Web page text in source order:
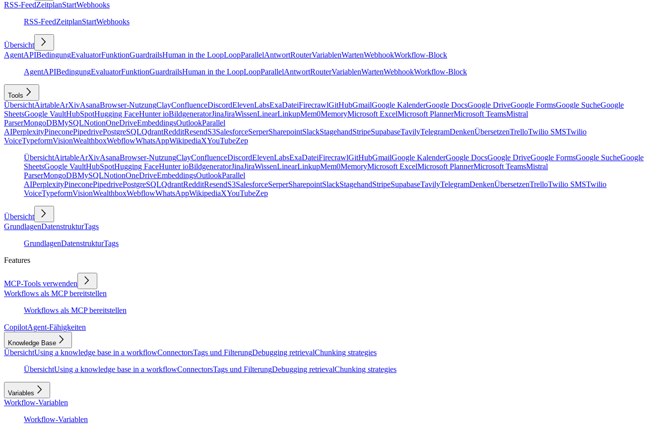
RSS-FeedZeitplanStartWebhooks
RSS-FeedZeitplanStartWebhooks
Übersicht
AgentAPIBedingungEvaluatorFunktionGuardrailsHuman in the LoopLoopParallelAntwortRouterVariablenWartenWebhookWorkflow-Block
AgentAPIBedingungEvaluatorFunktionGuardrailsHuman in the LoopLoopParallelAntwortRouterVariablenWartenWebhookWorkflow-Block
Tools
ÜbersichtAirtableArXivAsanaBrowser-NutzungClayConfluenceDiscordElevenLabsExaDateiFirecrawlGitHubGmailGoogle KalenderGoogle DocsGoogle DriveGoogle FormsGoogle SucheGoogle
SheetsGoogle VaultHubSpotHugging FaceHunter ioBildgeneratorJinaJiraWissenLinearLinkupMem0MemoryMicrosoft ExcelMicrosoft PlannerMicrosoft TeamsMistral
ParserMongoDBMySQLNotionOneDriveEmbeddingsOutlookParallel
AIPerplexityPineconePipedrivePostgreSQLQdrantRedditResendS3SalesforceSerperSharepointSlackStagehandStripeSupabaseTavilyTelegramDenkenÜbersetzenTrelloTwilio SMSTwilio
VoiceTypeformVisionWealthboxWebflowWhatsAppWikipediaXYouTubeZep
ÜbersichtAirtableArXivAsanaBrowser-NutzungClayConfluenceDiscordElevenLabsExaDateiFirecrawlGitHubGmailGoogle KalenderGoogle DocsGoogle DriveGoogle FormsGoogle SucheGoogle
SheetsGoogle VaultHubSpotHugging FaceHunter ioBildgeneratorJinaJiraWissenLinearLinkupMem0MemoryMicrosoft ExcelMicrosoft PlannerMicrosoft TeamsMistral
ParserMongoDBMySQLNotionOneDriveEmbeddingsOutlookParallel
AIPerplexityPineconePipedrivePostgreSQLQdrantRedditResendS3SalesforceSerperSharepointSlackStagehandStripeSupabaseTavilyTelegramDenkenÜbersetzenTrelloTwilio SMSTwilio
VoiceTypeformVisionWealthboxWebflowWhatsAppWikipediaXYouTubeZep
Übersicht
GrundlagenDatenstrukturTags
GrundlagenDatenstrukturTags
Features
MCP-Tools verwenden
Workflows als MCP bereitstellen
Workflows als MCP bereitstellen
CopilotAgent-Fähigkeiten
Knowledge Base
ÜbersichtUsing a knowledge base in a workflowConnectorsTags und FilterungDebugging retrievalChunking strategies
ÜbersichtUsing a knowledge base in a workflowConnectorsTags und FilterungDebugging retrievalChunking strategies
Variables
Workflow-Variablen
Workflow-Variablen